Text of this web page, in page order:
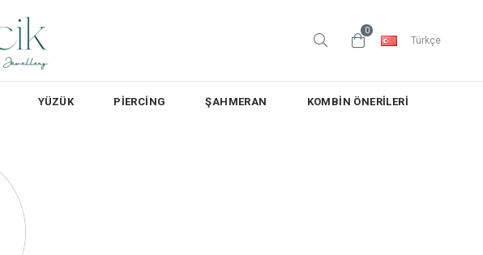
0
Türkçe
YÜZÜK PİERCİNG ŞAHMERAN KOMBİN ÖNERİLERİ